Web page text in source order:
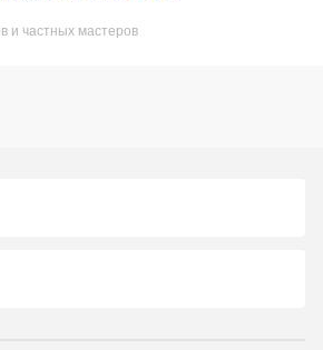
и частных мастеров